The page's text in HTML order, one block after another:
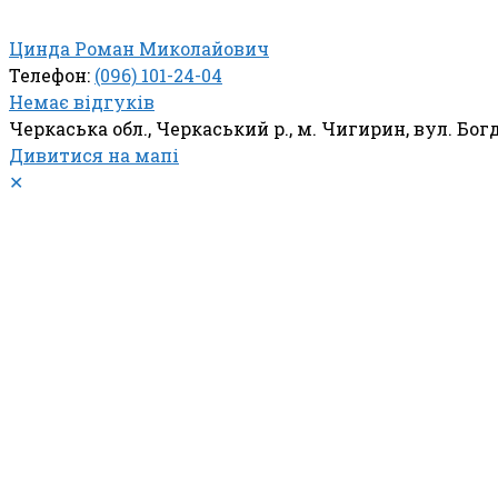
Цинда Роман Миколайович
Телефон: (096) 101-24-04
Немає відгуків
Черкаська обл., Черкаський р., м. Чигирин, вул.
Дивитися на мапі
✕